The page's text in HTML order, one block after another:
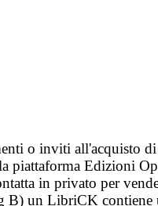
o inviti all'acquisto di
piattaforma Edizioni
in privato per
B) un LibriCK contiene